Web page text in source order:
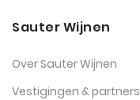
Sauter Wijnen
Over Sauter Wijnen
Vestigingen & partners